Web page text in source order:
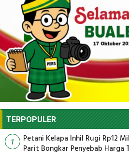
TERPOPULER
1
Petani Kelapa Inhil Rugi Rp12
Parit Bongkar Penyebab Harga